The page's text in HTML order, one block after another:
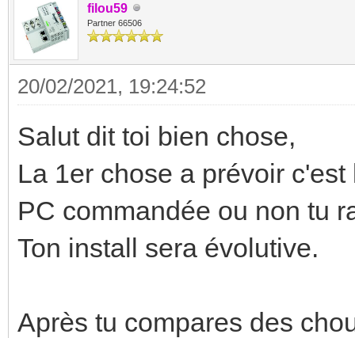
filou59
Partner 66506
20/02/2021, 19:24:52
Salut dit toi bien chose,
La 1er chose a prévoir
PC commandée ou non tu
Ton install sera évolutive.
Après tu compares des